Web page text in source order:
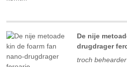
De nije
drugdrager
troch